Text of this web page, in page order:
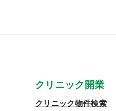
クリニック開業
クリニック物件検索